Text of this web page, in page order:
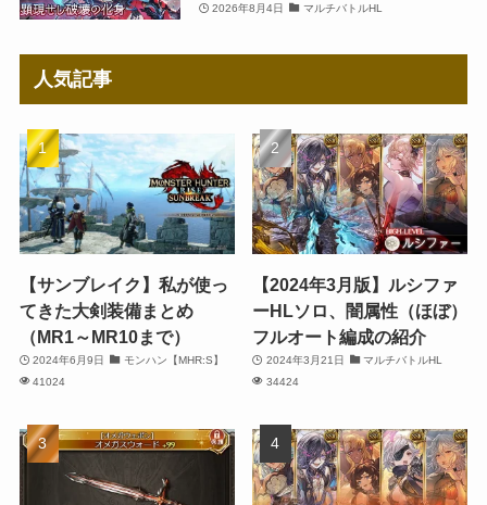
2026年8月4日 マルチバトルHL
人気記事
【サンブレイク】私が使っ
てきた大剣装備まとめ
（MR1～MR10まで）
2024年6月9日
モンハン【MHR:S】
41024
【2024年3月版】ルシファ
ーHLソロ、闇属性（ほぼ）
フルオート編成の紹介
2024年3月21日
マルチバトルHL
34424